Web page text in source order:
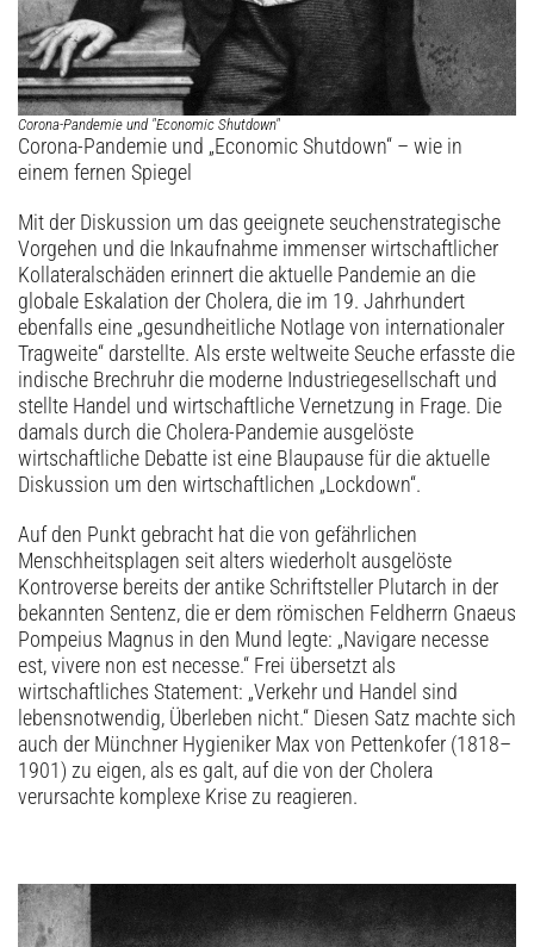
Corona-Pandemie und "Economic Shutdown"
Corona-Pandemie und „Economic Shutdown“ – wie in
einem fernen Spiegel
Mit der Diskussion um das geeignete seuchenstrategische
Vorgehen und die Inkaufnahme immenser wirtschaftlicher
Kollateralschäden erinnert die aktuelle Pandemie an die
globale Eskalation der Cholera, die im 19. Jahrhundert
ebenfalls eine „gesundheitliche Notlage von internationaler
Tragweite“ darstellte. Als erste weltweite Seuche erfasste die
indische Brechruhr die moderne Industriegesellschaft und
stellte Handel und wirtschaftliche Vernetzung in Frage. Die
damals durch die Cholera-Pandemie ausgelöste
wirtschaftliche Debatte ist eine Blaupause für die aktuelle
Diskussion um den wirtschaftlichen „Lockdown“.
Auf den Punkt gebracht hat die von gefährlichen
Menschheitsplagen seit alters wiederholt ausgelöste
Kontroverse bereits der antike Schriftsteller Plutarch in der
bekannten Sentenz, die er dem römischen Feldherrn Gnaeus
Pompeius Magnus in den Mund legte: „Navigare necesse
est, vivere non est necesse.“ Frei übersetzt als
wirtschaftliches Statement: „Verkehr und Handel sind
lebensnotwendig, Überleben nicht.“ Diesen Satz machte sich
auch der Münchner Hygieniker Max von Pettenkofer (1818–
1901) zu eigen, als es galt, auf die von der Cholera
verursachte komplexe Krise zu reagieren.